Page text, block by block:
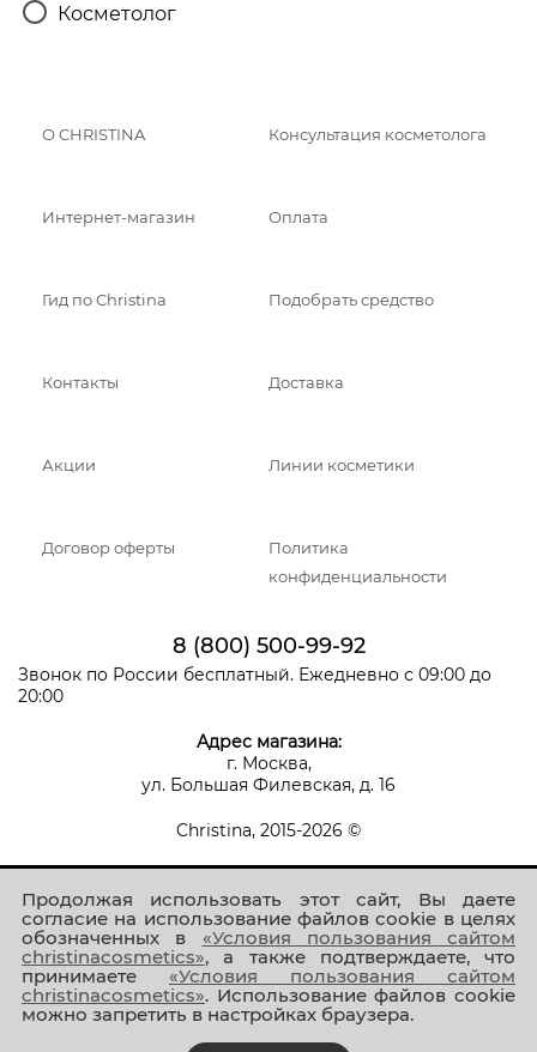
Продолжая использовать этот сайт, Вы даете
согласие на использование файлов cookie в целях
обозначенных в «Условия пользования сайтом
christinacosmetics», а также подтверждаете, что
принимаете «Условия пользования сайтом
christinacosmetics». Использование файлов cookie
можно запретить в настройках браузера.
Косметолог
О CHRISTINA Консультация косметолога
Интернет-магазин Оплата
Гид по Christina Подобрать средство
Контакты Доставка
Акции Линии косметики
Договор оферты
Политика
конфиденциальности
8 (800) 500-99-92
Звонок по России бесплатный. Ежедневно с 09:00 до
20:00
Адрес магазина:
г. Москва,
ул. Большая Филевская, д. 16
Christina, 2015-2026 ©
Присоединяйтесь к нам!